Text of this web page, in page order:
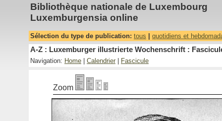
Bibliothèque nationale de Luxembourg
Luxemburgensia online
Sélection du type de publication: tous quotidiens et
A-Z : Luxemburger illustrierte Wochenschrift :
Navigation: Home Calendrier Fascicule
Zoom